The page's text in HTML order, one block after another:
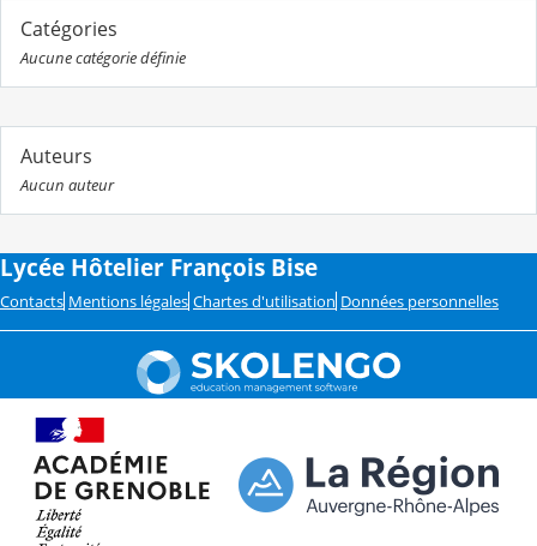
Catégories
Aucune catégorie définie
Auteurs
Aucun auteur
Lycée Hôtelier François Bise
Contacts Mentions légales Chartes d'utilisation Données personnelles